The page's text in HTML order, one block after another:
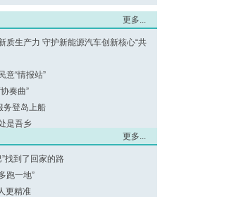
更多...
质生产力 守护新能源汽车创新核心“共
意“情报站”
奏曲”
务登岛上船
是吾乡
更多...
找到了回家的路
跑一地”
更精准